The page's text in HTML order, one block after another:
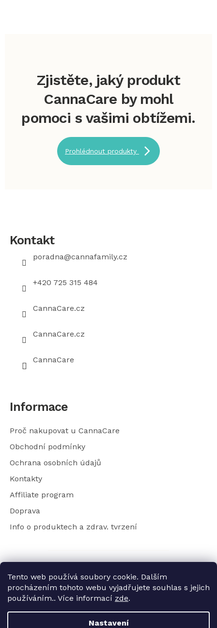
Tento web používá soubory cookie. Dalším
procházením tohoto webu vyjadřujete souhlas s jejich
používáním.. Více informací zde.
Nastavení
Zjistěte, jaký produkt
CannaCare by mohl
pomoci s vašimi obtížemi.
Prohlédnout produkty
Kontakt
poradna@cannafamily.cz
+420 725 315 484
CannaCare.cz
CannaCare.cz
CannaCare
Informace
Proč nakupovat u CannaCare
Obchodní podmínky
Ochrana osobních údajů
Kontakty
Affiliate program
Doprava
Info o produktech a zdrav. tvrzení
Vytvořil Shoptet
Copyright 2026